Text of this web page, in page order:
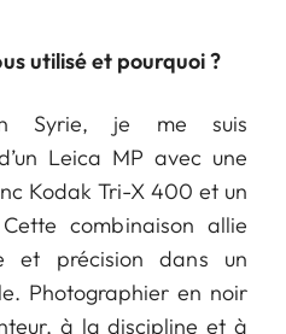
utilisé et pourquoi ?
Syrie, je me suis
Leica MP avec une
Kodak Tri-X 400 et un
combinaison allie
et précision dans un
Photographier en noir
à la discipline et à